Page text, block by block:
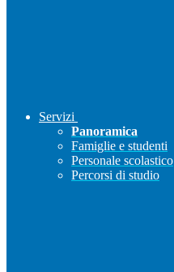
Servizi
Panoramica
Famiglie e studenti
Personale scolastico
Percorsi di studio